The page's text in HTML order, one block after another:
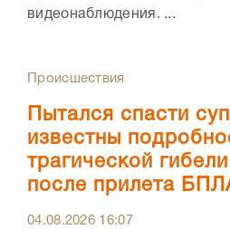
видеонаблюдения. ...
Происшествия
Пытался спасти
известны
трагической
после прилета
04.08.2026 16:07